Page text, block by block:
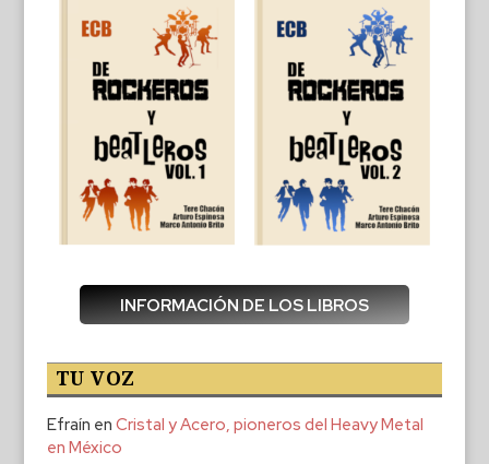
INFORMACIÓN DE LOS LIBROS
TU VOZ
Efraín en Cristal y Acero, pioneros del Heavy Metal
en México